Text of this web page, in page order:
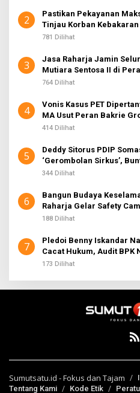
2
Pastikan Pekayanan
Tinjau Korban
781 Dilihat
3
Jasa Raharja Jamin
Mutiara Sentosa II di
764 Dilihat
4
Vonis Kasus PET
MA Usut Peran Bakrie
414 Dilihat
5
Deddy Sitorus PDIP
‘Gerombolan Sirkus’,
Sufmi Dasco Ahmad
344 Dilihat
6
Bangun Budaya
Raharja Gelar Safety
Industri
188 Dilihat
7
Pledoi Benny Iskandar
Cacat Hukum, Audit BPK
173 Dilihat
Sumutsatu.id - Fokus dan Tajam
Tentang Kami
Kode Etik